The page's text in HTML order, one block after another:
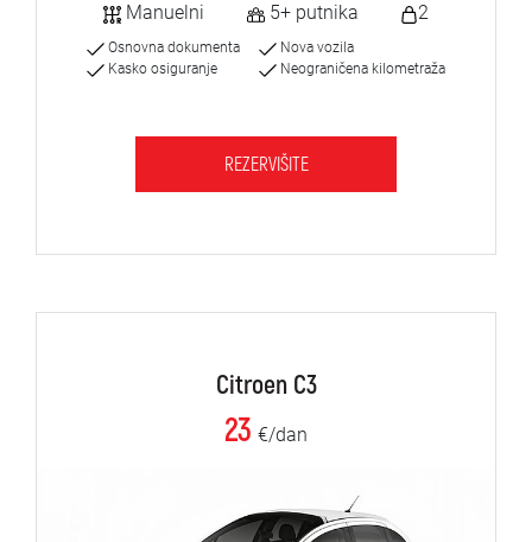
Manuelni 5+ putnika 2
Osnovna dokumenta
Kasko osiguranje
Nova vozila
Neograničena kilometraža
REZERVIŠITE
Citroen C3
23 €/dan